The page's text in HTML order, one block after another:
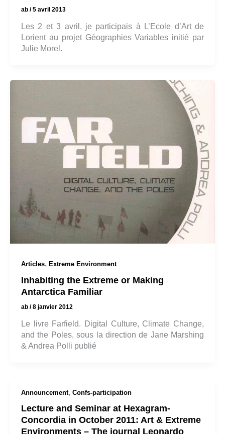
ab /5 avril 2013
Les 2 et 3 avril, je participais à L’Ecole d’Art de
Lorient au projet Géographies Variables initié par
Julie Morel.
Articles, Extreme Environment
Inhabiting the Extreme or Making
Antarctica Familiar
ab /8 janvier 2012
Le livre Farfield. Digital Culture, Climate Change,
and the Poles, sous la direction de Jane Marshing
& Andrea Polli publié
Announcement, Confs-participation
Lecture and Seminar at Hexagram-
Concordia in October 2011: Art & Extreme
Environments – The journal Leonardo